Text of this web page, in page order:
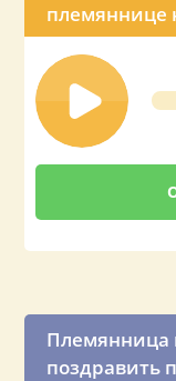
племяннице
просьбе
Племянница
поздравить